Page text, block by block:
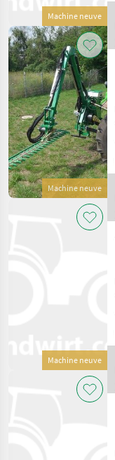
Machine neuve
Machine neuve
Machine neuve